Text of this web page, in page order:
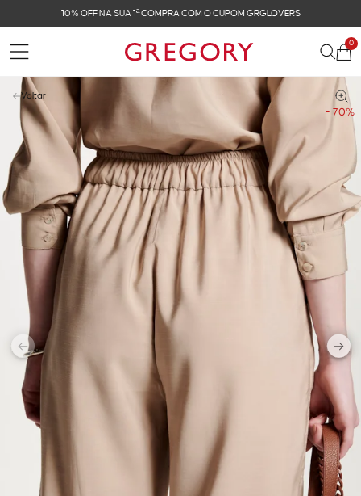
FRETE GRÁTIS NAS COMPRAS ACIMA DE R$ 899
0
- 70%
Voltar